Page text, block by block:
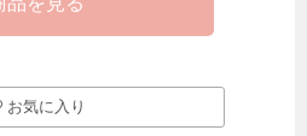
お気に入り